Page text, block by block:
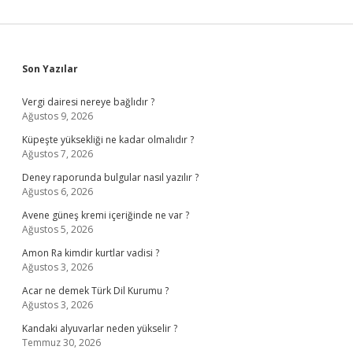
Sidebar
Son Yazılar
Vergi dairesi nereye bağlıdır ?
Ağustos 9, 2026
Küpeşte yüksekliği ne kadar olmalıdır ?
Ağustos 7, 2026
Deney raporunda bulgular nasıl yazılır ?
Ağustos 6, 2026
Avene güneş kremi içeriğinde ne var ?
Ağustos 5, 2026
Amon Ra kimdir kurtlar vadisi ?
Ağustos 3, 2026
Acar ne demek Türk Dil Kurumu ?
Ağustos 3, 2026
Kandaki alyuvarlar neden yükselir ?
Temmuz 30, 2026